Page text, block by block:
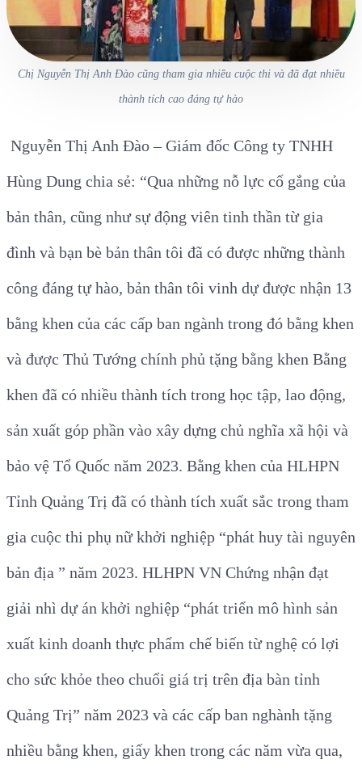
Chị Nguyễn Thị Anh Đào cũng tham gia nhiều cuộc thi và đã đạt nhiều
thành tích cao đáng tự hào
Nguyễn Thị Anh Đào – Giám đốc Công ty TNHH
Hùng Dung chia sẻ: “Qua những nỗ lực cố gắng của
bản thân, cũng như sự động viên tinh thần từ gia
đình và bạn bè bản thân tôi đã có được những thành
công đáng tự hào, bản thân tôi vinh dự được nhận 13
bằng khen của các cấp ban ngành trong đó bằng khen
và được Thủ Tướng chính phủ tặng bằng khen Bằng
khen đã có nhiều thành tích trong học tập, lao động,
sản xuất góp phần vào xây dựng chủ nghĩa xã hội và
bảo vệ Tổ Quốc năm 2023. Bằng khen của HLHPN
Tỉnh Quảng Trị đã có thành tích xuất sắc trong tham
gia cuộc thi phụ nữ khởi nghiệp “phát huy tài nguyên
bản địa ” năm 2023. HLHPN VN Chứng nhận đạt
giải nhì dự án khởi nghiệp “phát triển mô hình sản
xuất kinh doanh thực phẩm chế biến từ nghệ có lợi
cho sức khỏe theo chuổi giá trị trên địa bàn tỉnh
Quảng Trị” năm 2023 và các cấp ban nghành tặng
nhiều bằng khen, giấy khen trong các năm vừa qua,